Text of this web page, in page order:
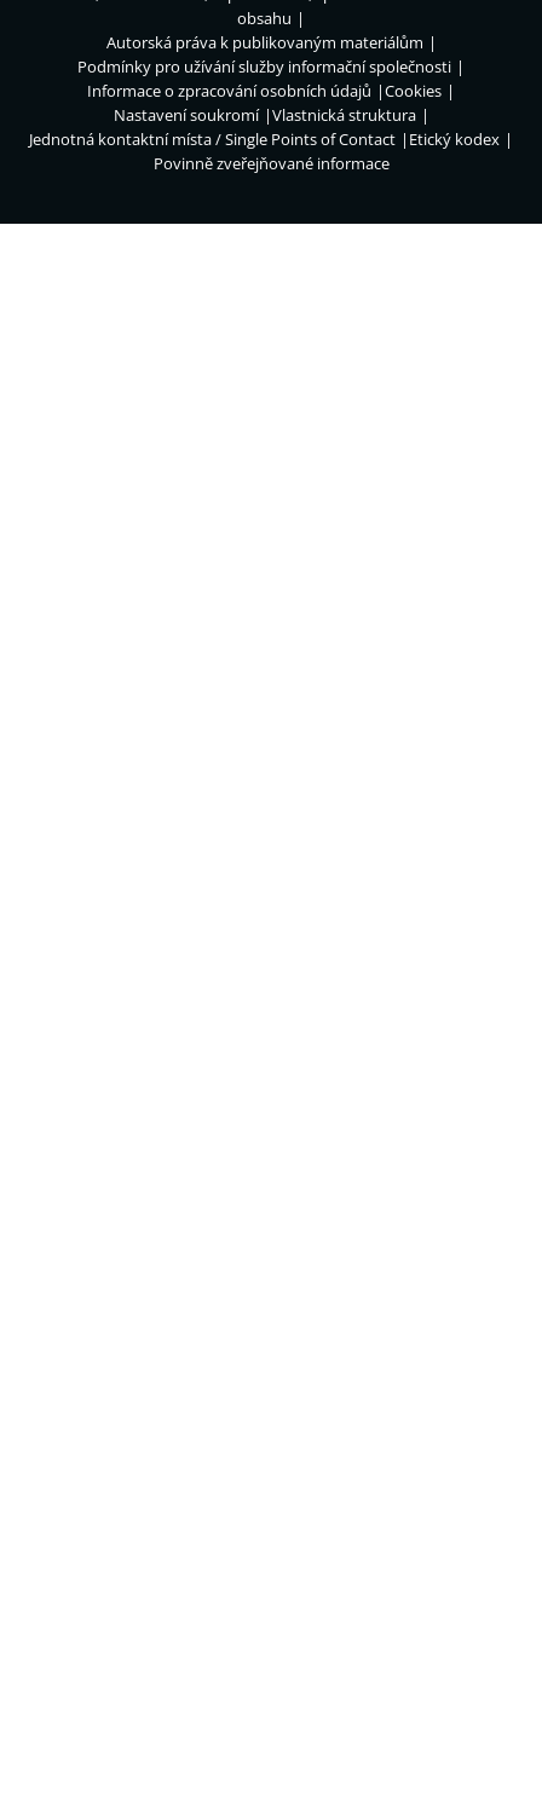
obsahu
Autorská práva k publikovaným materiálům
Podmínky pro užívání služby informační společnosti
Informace o zpracování osobních údajů
Cookies
Nastavení soukromí
Vlastnická struktura
Jednotná kontaktní místa / Single Points of Contact
Etický kodex
Povinně zveřejňované informace